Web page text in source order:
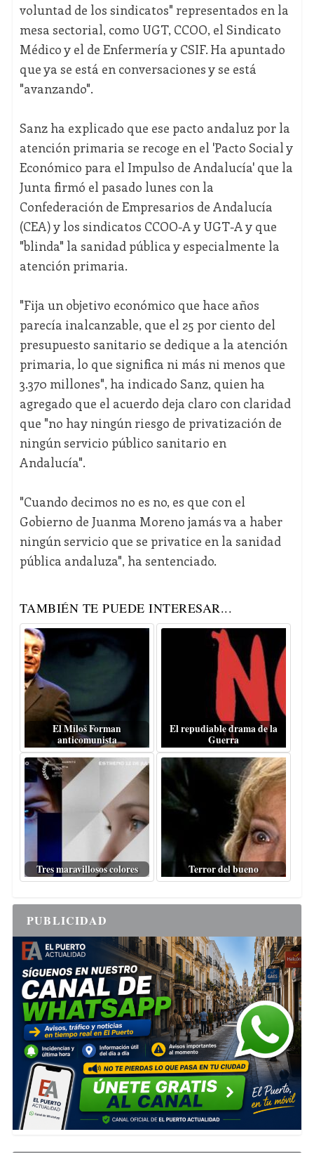
voluntad de los sindicatos" representados en la
mesa sectorial, como UGT, CCOO, el Sindicato
Médico y el de Enfermería y CSIF. Ha apuntado
que ya se está en conversaciones y se está
"avanzando".
Sanz ha explicado que ese pacto andaluz por la
atención primaria se recoge en el 'Pacto Social y
Económico para el Impulso de Andalucía' que la
Junta firmó el pasado lunes con la
Confederación de Empresarios de Andalucía
(CEA) y los sindicatos CCOO-A y UGT-A y que
"blinda" la sanidad pública y especialmente la
atención primaria.
"Fija un objetivo económico que hace años
parecía inalcanzable, que el 25 por ciento del
presupuesto sanitario se dedique a la atención
primaria, lo que significa ni más ni menos que
3.370 millones", ha indicado Sanz, quien ha
agregado que el acuerdo deja claro con claridad
que "no hay ningún riesgo de privatización de
ningún servicio público sanitario en
Andalucía".
"Cuando decimos no es no, es que con el
Gobierno de Juanma Moreno jamás va a haber
ningún servicio que se privatice en la sanidad
pública andaluza", ha sentenciado.
TAMBIÉN TE PUEDE INTERESAR...
El Miloš Forman
anticomunista
El repudiable drama de la
Guerra
Tres maravillosos colores Terror del bueno
PUBLICIDAD